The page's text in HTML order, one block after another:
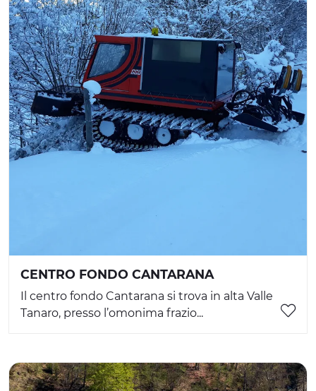
CENTRO FONDO CANTARANA
Il centro fondo Cantarana si trova in alta Valle
Tanaro, presso l’omonima frazio...